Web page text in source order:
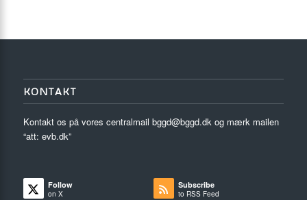
KONTAKT
Kontakt os på vores centralmail bggd@bggd.dkog mærk mailen
“att: evb.dk”
Follow
on X
Subscribe
to RSS Feed